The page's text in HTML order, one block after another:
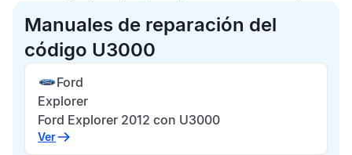
Manuales de reparación del
código U3000
Ford
Explorer
Ford Explorer 2012 con U3000
Ver